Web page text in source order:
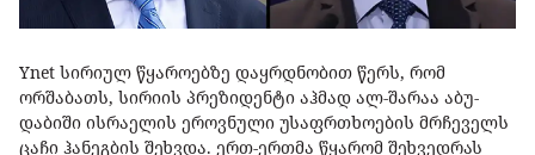
Ynet სირიულ წყაროებზე დაყრდნობით წერს, რომ
ორშაბათს, სირიის პრეზიდენტი აჰმად ალ-შარაა აბუ-
დაბიში ისრაელის ეროვნული უსაფრთხოების მრჩეველს
ცაჩი ჰანეგბის შეხვდა. ერთ-ერთმა წყარომ შეხვედრას